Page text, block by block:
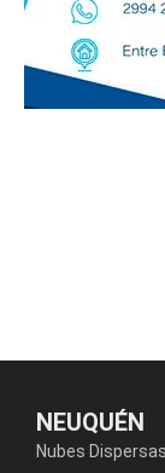
NEUQUÉN
Nubes Dispersas